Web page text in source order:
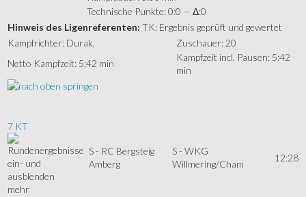
Technische Punkte: 0:0 — Δ:0
Hinweis des Ligenreferenten: TK: Ergebnis geprüft und gewertet
Kampfrichter: Durak,
Zuschauer: 20
Netto Kampfzeit: 5:42 min
Kampfzeit incl. Pausen: 5:42
min
7 KT
mehr
S - RC Bergsteig
Amberg
S - WKG
Willmering/Cham
12:28